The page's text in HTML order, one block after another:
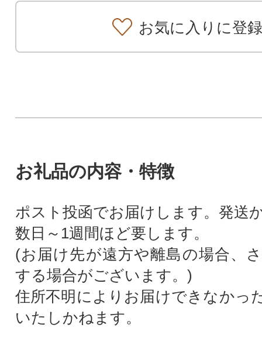
お気に入りに登録
お礼品の内容・特徴
ポスト投函でお届けします。発送
数日～1週間ほど要します。
(お届け先が遠方や離島の場合、
する場合がございます。)
住所不明によりお届けできなかっ
いたしかねます。